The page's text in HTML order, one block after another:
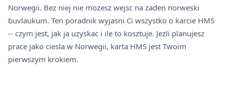
Norwegii. Bez niej nie mozesz wejsc na zaden norweski
buvlaukum. Ten poradnik wyjasni Ci wszystko o karcie HMS
-- czym jest, jak ja uzyskac i ile to kosztuje. Jezli planujesz
prace jako ciesla w Norwegii, karta HMS jest Twoim
pierwszym krokiem.